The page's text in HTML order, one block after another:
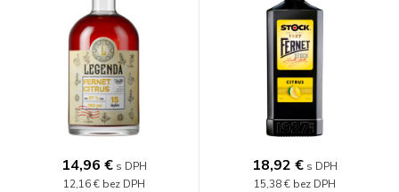
14,96 € s DPH
12,16 € bez DPH
18,92 € s DPH
15,38 € bez DPH